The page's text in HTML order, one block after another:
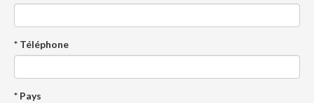
* Téléphone
* Pays